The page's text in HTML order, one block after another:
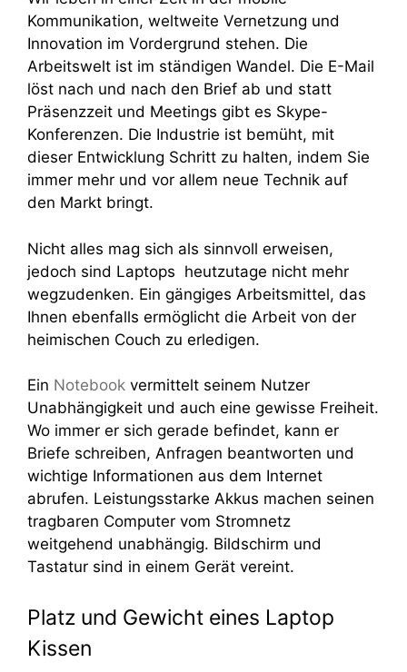
Kommunikation, weltweite Vernetzung und
Innovation im Vordergrund stehen. Die
Arbeitswelt ist im ständigen Wandel. Die E-Mail
löst nach und nach den Brief ab und statt
Präsenzzeit und Meetings gibt es Skype-
Konferenzen. Die Industrie ist bemüht, mit
dieser Entwicklung Schritt zu halten, indem Sie
immer mehr und vor allem neue Technik auf
den Markt bringt.
Nicht alles mag sich als sinnvoll erweisen,
jedoch sind Laptops heutzutage nicht mehr
wegzudenken. Ein gängiges Arbeitsmittel, das
Ihnen ebenfalls ermöglicht die Arbeit von der
heimischen Couch zu erledigen.
Ein Notebook vermittelt seinem Nutzer
Unabhängigkeit und auch eine gewisse Freiheit.
Wo immer er sich gerade befindet, kann er
Briefe schreiben, Anfragen beantworten und
wichtige Informationen aus dem Internet
abrufen. Leistungsstarke Akkus machen seinen
tragbaren Computer vom Stromnetz
weitgehend unabhängig. Bildschirm und
Tastatur sind in einem Gerät vereint.
Platz und Gewicht eines Laptop
Kissen